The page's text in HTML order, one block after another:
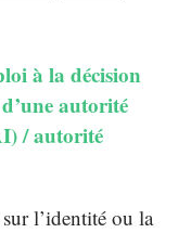
à la décision
autorité
/ autorité
l’identité ou la